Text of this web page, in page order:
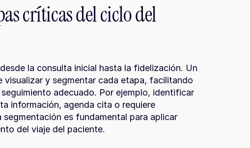
críticas del ciclo del
la consulta inicial hasta la fidelización. Un
y segmentar cada etapa, facilitando
adecuado. Por ejemplo, identificar
información, agenda cita o requiere
es fundamental para aplicar
del viaje del paciente.